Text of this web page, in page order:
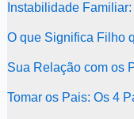
Instabilidade
O que Significa Filho
Sua Relação com os
Tomar os Pais: Os 4